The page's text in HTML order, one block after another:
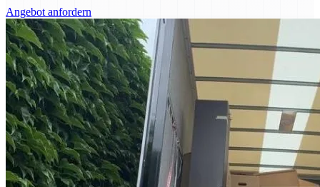
Angebot anfordern